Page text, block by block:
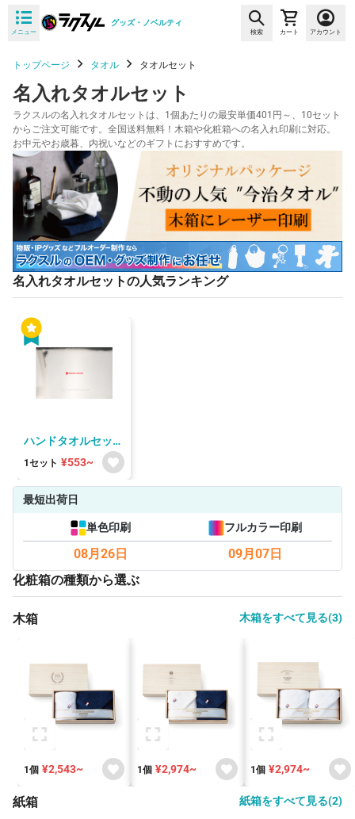
メニュー
グッズ・ノベルティ
検索 カート アカウント
トップページ タオル タオルセット
名入れタオルセット
ラクスルの名入れタオルセットは、1個あたりの最安単価401円～、10セット
からご注文可能です。全国送料無料！木箱や化粧箱への名入れ印刷に対応。
お中元やお歳暮、内祝いなどのギフトにおすすめです。
名入れタオルセットの人気ランキング
ハンドタオルセット
1セット ¥553~
最短出荷日
単色印刷
08月26日
フルカラー印刷
09月07日
化粧箱の種類から選ぶ
木箱 木箱をすべて見る(3)
1個 ¥2,543~ 1個 ¥2,974~ 1個 ¥2,974~
紙箱 紙箱をすべて見る(2)